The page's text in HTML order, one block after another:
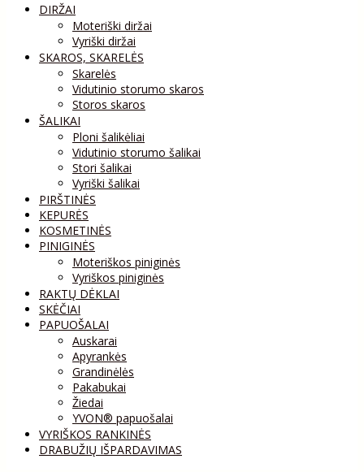
DIRŽAI
Moteriški diržai
Vyriški diržai
SKAROS, SKARELĖS
Skarelės
Vidutinio storumo skaros
Storos skaros
ŠALIKAI
Ploni šalikėliai
Vidutinio storumo šalikai
Stori šalikai
Vyriški šalikai
PIRŠTINĖS
KEPURĖS
KOSMETINĖS
PINIGINĖS
Moteriškos piniginės
Vyriškos piniginės
RAKTŲ DĖKLAI
SKĖČIAI
PAPUOŠALAI
Auskarai
Apyrankės
Grandinėlės
Pakabukai
Žiedai
YVON® papuošalai
VYRIŠKOS RANKINĖS
DRABUŽIŲ IŠPARDAVIMAS